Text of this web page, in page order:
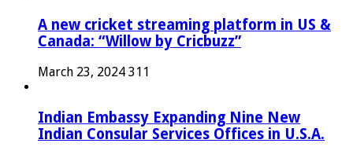
A new cricket streaming platform in US &
Canada: “Willow by Cricbuzz”
March 23, 2024 311
Indian Embassy Expanding Nine New
Indian Consular Services Offices in U.S.A.